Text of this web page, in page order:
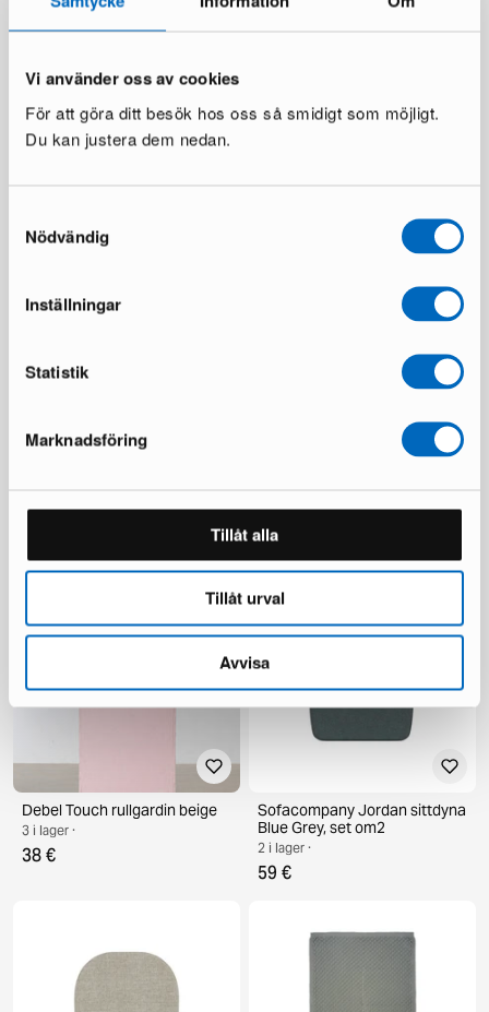
Vi använder oss av cookies
För att göra ditt besök hos oss så smidigt som möjligt.
Du kan justera dem nedan.
Nödvändig
Inställningar
Statistik
Marknadsföring
Tillåt alla
Tillåt urval
Avvisa
Classic Collection Pläd
2 i lager ·
Classic Collection Pläd Gems
filt 130 x 170 cm grå
65 € 129 €
31 i lager ·
45 €
Debel Touch rullgardin beige
3 i lager ·
38 €
Sofacompany Jordan sittdyna
Blue Grey, set om2
2 i lager ·
59 €